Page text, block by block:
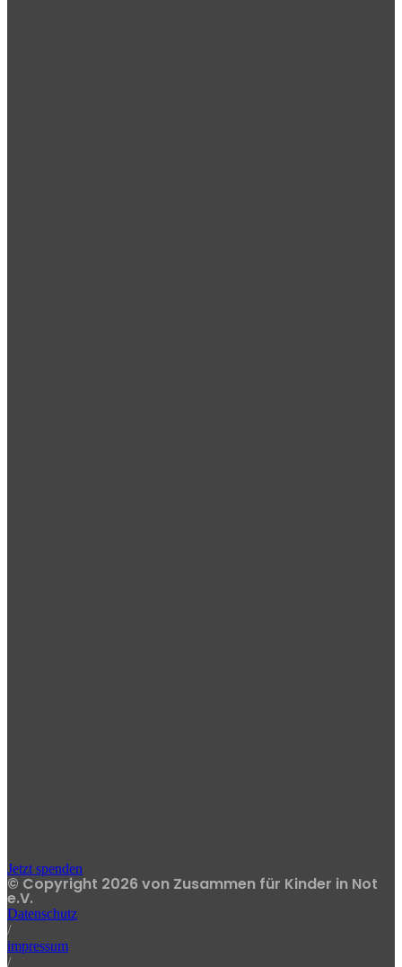
Jetzt spenden
© Copyright 2026 von Zusammen für Kinder in Not
e.V.
Datenschutz
/
impressum
/